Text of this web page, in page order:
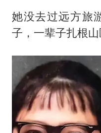
她没去过远方旅
子，一辈子扎根山